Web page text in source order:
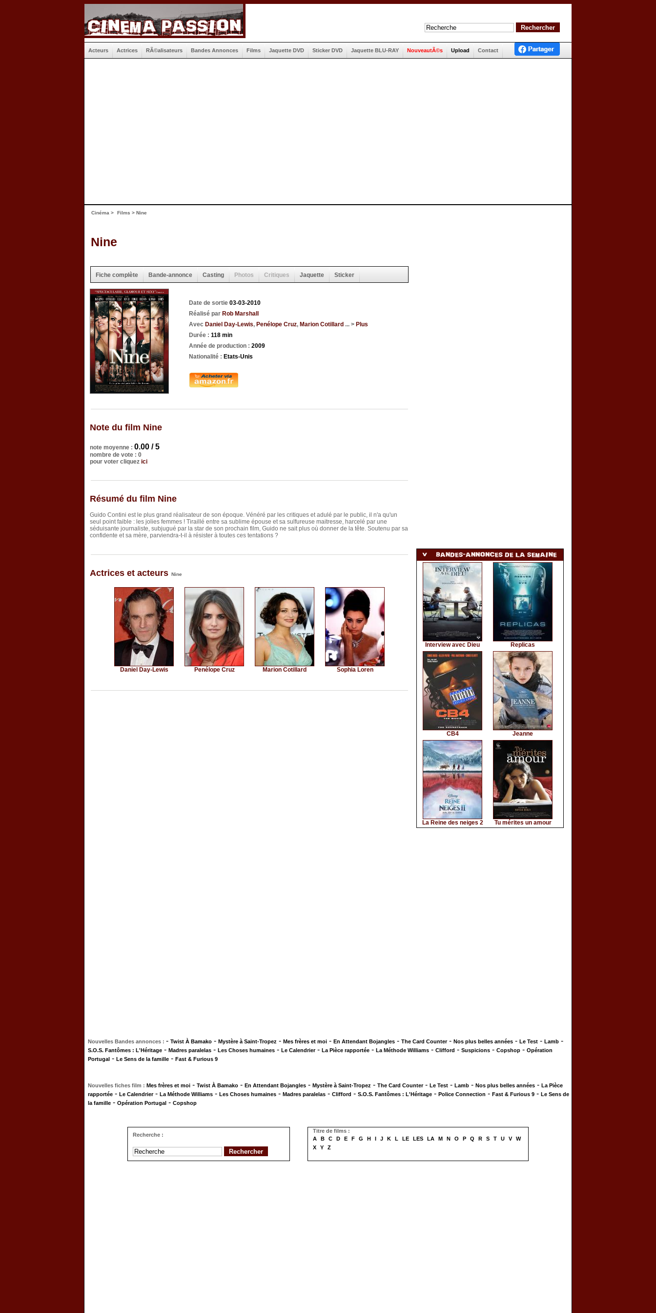
Acteurs Actrices RÃ©alisateurs Bandes Annonces Films Jaquette DVD Sticker DVD Jaquette BLU-RAY NouveautÃ©s Upload Contact
Cinéma > Films > Nine
Nine
Fiche complète Bande-annonce Casting Photos Critiques Jaquette Sticker
Date de sortie 03-03-2010
Réalisé par Rob Marshall
Avec Daniel Day-Lewis, Penélope Cruz, Marion Cotillard ... > Plus
Durée : 118 min
Année de production : 2009
Nationalité : Etats-Unis
Note du film Nine
note moyenne : 0.00 / 5
nombre de vote : 0
pour voter cliquez ici
Résumé du film Nine
Guido Contini est le plus grand réalisateur de son époque. Vénéré par les critiques et adulé par le public, il n'a qu'un
seul point faible : les jolies femmes ! Tiraillé entre sa sublime épouse et sa sulfureuse maitresse, harcelé par une
séduisante journaliste, subjugué par la star de son prochain film, Guido ne sait plus où donner de la tête. Soutenu par sa
confidente et sa mère, parviendra-t-il à résister à toutes ces tentations ?
Actrices et acteurs Nine
Daniel Day-Lewis Penélope Cruz Marion Cotillard Sophia Loren
Interview avec Dieu Replicas
CB4 Jeanne
La Reine des neiges 2 Tu mérites un amour
Nouvelles Bandes annonces : - Twist À Bamako - Mystère à Saint-Tropez - Mes frères et moi - En Attendant Bojangles - The Card Counter- Nos plus belles années - Le Test - Lamb -
S.O.S. Fantômes : L'Héritage - Madres paralelas - Les Choses humaines - Le Calendrier- La Pièce rapportée - La Méthode Williams - Clifford - Suspicions - Copshop - Opération
Portugal - Le Sens de la famille - Fast & Furious 9
Nouvelles fiches film : Mes frères et moi - Twist À Bamako - En Attendant Bojangles - Mystère à Saint-Tropez - The Card Counter- Le Test - Lamb - Nos plus belles années - La Pièce
rapportée - Le Calendrier- La Méthode Williams - Les Choses humaines - Madres paralelas - Clifford - S.O.S. Fantômes : L'Héritage - Police Connection - Fast & Furious 9 - Le Sens de
la famille - Opération Portugal - Copshop
Recherche :
Titre de films :
A
B C D E F G H I J K L LE LES LA M N O P Q R S T U V
W
X
Y Z